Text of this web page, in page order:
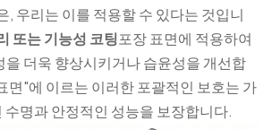
, 우리는 이를 적용할 수 있다는 것입니
또는 기능성 코팅포장 표면에 적용하여
을 더욱 향상시키거나 습윤성을 개선합
면"에 이르는 이러한 포괄적인 보호는 가
수명과 안정적인 성능을 보장합니다.